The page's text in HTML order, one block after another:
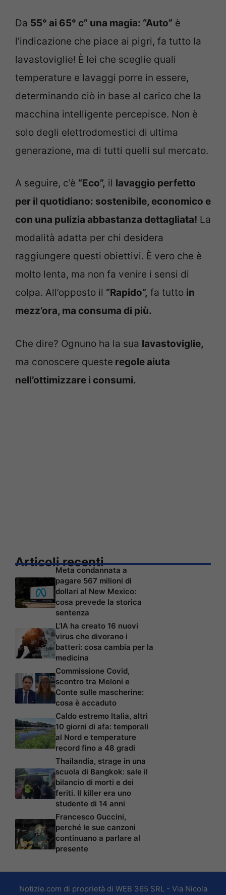
Da 55° ai 65° c” una magia: “Auto” è
l’indicazione che piace ai pigri, fa tutto la
lavastoviglie! È lei che sceglie quali
temperature e lavaggi porre in essere,
determinando ciò in base al carico che la
macchina intelligente percepisce. Non è
solo degli elettrodomestici di ultima
generazione, ma di tutti quelli sul mercato.
A seguire, c’è “Eco”, il lavaggio perfetto
per il quotidiano: sostenibile, economico e
con una pulizia abbastanza dettagliata! La
modalità adatta per chi desidera
raggiungere questi obiettivi. È vero che è
molto lenta, ma non fa venire i sensi di
colpa. All’opposto il “Rapido”, fa tutto in
mezz’ora, ma consuma di più.
Che dire? Ognuno ha la sua lavastoviglie,
ma conoscere queste regole aiuta
nell’ottimizzare i consumi.
Articoli recenti
Meta condannata a
pagare 567 milioni di
dollari al New Mexico:
cosa prevede la storica
sentenza
L’IA ha creato 16 nuovi
virus che divorano i
batteri: cosa cambia per la
medicina
Commissione Covid,
scontro tra Meloni e
Conte sulle mascherine:
cosa è accaduto
Caldo estremo Italia, altri
10 giorni di afa: temporali
al Nord e temperature
record fino a 48 gradi
Thailandia, strage in una
scuola di Bangkok: sale il
bilancio di morti e dei
feriti. Il killer era uno
studente di 14 anni
Francesco Guccini,
perché le sue canzoni
continuano a parlare al
presente
Notizie.com di proprietà di WEB 365 SRL - Via Nicola